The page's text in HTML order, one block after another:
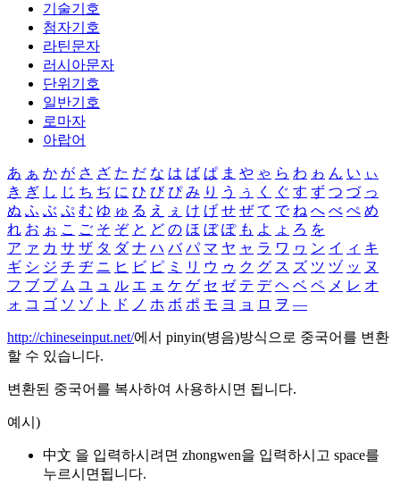
기술기호
첨자기호
라틴문자
러시아문자
단위기호
일반기호
로마자
아랍어
あ ぁ か が さ ざ た だ な は ば ぱ ま や ゃ ら わ ゎ ん い ぃ
き ぎ し じ ち ぢ に ひ び ぴ み り う ぅ く ぐ す ず つ づ っ
ぬ ふ ぶ ぷ む ゆ ゅ る え ぇ け げ せ ぜ て で ね へ べ ぺ め
れ お ぉ こ ご そ ぞ と ど の ほ ぼ ぽ も よ ょ ろ を
ア ァ カ サ ザ タ ダ ナ ハ バ パ マ ヤ ャ ラ ワ ヮ ン イ ィ キ
ギ シ ジ チ ヂ ニ ヒ ビ ピ ミ リ ウ ゥ ク グ ス ズ ツ ヅ ッ ヌ
フ ブ プ ム ユ ュ ル エ ェ ケ ゲ セ ゼ テ デ ヘ ベ ペ メ レ オ
ォ コ ゴ ソ ゾ ト ド ノ ホ ボ ポ モ ヨ ョ ロ ヲ ―
http://chineseinput.net/에서 pinyin(병음)방식으로 중국어를 변환
할 수 있습니다.
변환된 중국어를 복사하여 사용하시면 됩니다.
예시)
中文 을 입력하시려면 zhongwen을 입력하시고 space를
누르시면됩니다.